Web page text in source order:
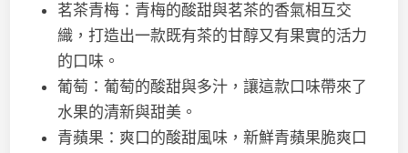
茗茶青梅：青梅的酸甜與茗茶的香氣相互交
織，打造出一款既有茶的甘醇又有果實的活力
的口味。
葡萄：葡萄的酸甜與多汁，讓這款口味帶來了
水果的清新與甜美。
青蘋果：爽口的酸甜風味，新鮮青蘋果脆爽口